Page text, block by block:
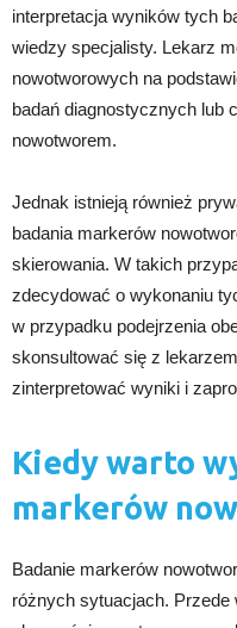
interpretacja wyników tych
wiedzy specjalisty. Lekarz
nowotworowych na
badań diagnostycznych lub
nowotworem.
Jednak istnieją również
badania markerów
skierowania. W takich
zdecydować o wykonaniu
w przypadku podejrzenia
skonsultować się z
zinterpretować wyniki i
Kiedy warto
markerów
Badanie markerów
różnych sytuacjach.